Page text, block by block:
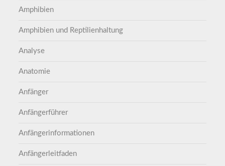
Amphibien
Amphibien und Reptilienhaltung
Analyse
Anatomie
Anfänger
Anfängerführer
Anfängerinformationen
Anfängerleitfaden